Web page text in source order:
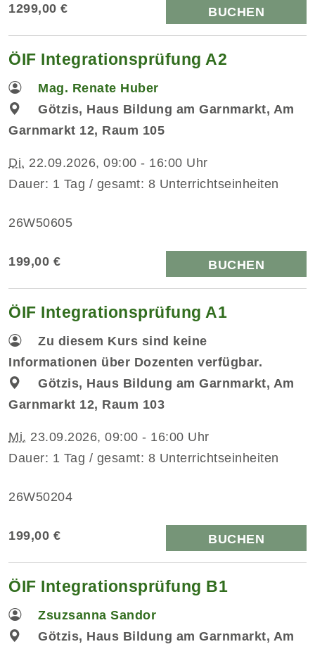
1299,00 € BUCHEN
ÖIF Integrationsprüfung A2
Mag. Renate Huber
Götzis, Haus Bildung am Garnmarkt, Am
Garnmarkt 12, Raum 105
Di. 22.09.2026, 09:00 - 16:00 Uhr
Dauer: 1 Tag / gesamt: 8 Unterrichtseinheiten
26W50605
199,00 € BUCHEN
ÖIF Integrationsprüfung A1
Zu diesem Kurs sind keine
Informationen über Dozenten verfügbar.
Götzis, Haus Bildung am Garnmarkt, Am
Garnmarkt 12, Raum 103
Mi. 23.09.2026, 09:00 - 16:00 Uhr
Dauer: 1 Tag / gesamt: 8 Unterrichtseinheiten
26W50204
199,00 € BUCHEN
ÖIF Integrationsprüfung B1
Zsuzsanna Sandor
Götzis, Haus Bildung am Garnmarkt, Am